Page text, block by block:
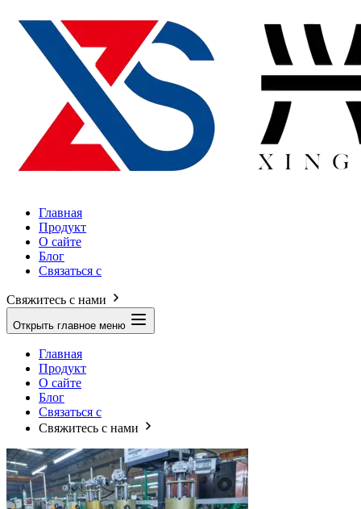
Главная
Продукт
О сайте
Блог
Связаться с
Свяжитесь с нами
Открыть главное меню
Главная
Продукт
О сайте
Блог
Связаться с
Свяжитесь с нами